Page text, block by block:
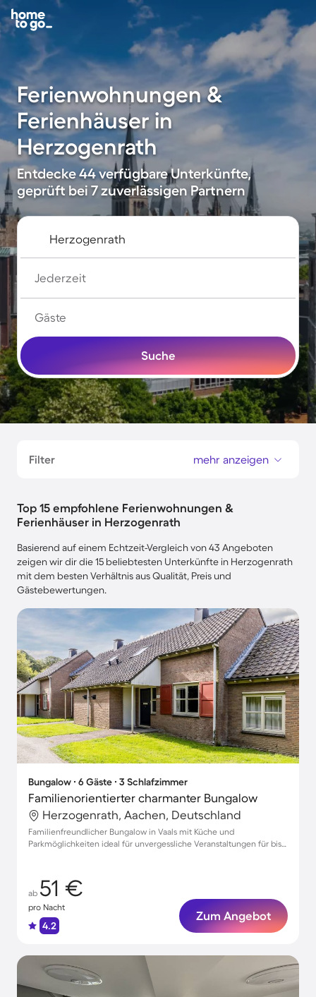
Ferienwohnungen &
Ferienhäuser in
Herzogenrath
Entdecke 44 verfügbare Unterkünfte,
geprüft bei 7 zuverlässigen Partnern
Jederzeit
Gäste
Suche
Filter mehr anzeigen
Top 15 empfohlene Ferienwohnungen &
Ferienhäuser in Herzogenrath
Basierend auf einem Echtzeit-Vergleich von 43 Angeboten
zeigen wir dir die 15 beliebtesten Unterkünfte in Herzogenrath
mit dem besten Verhältnis aus Qualität, Preis und
Gästebewertungen.
Bungalow ∙ 6 Gäste ∙ 3 Schlafzimmer
Familienorientierter charmanter Bungalow
Herzogenrath, Aachen, Deutschland
Familienfreundlicher Bungalow in Vaals mit Küche und
Parkmöglichkeiten ideal für unvergessliche Veranstaltungen für bis
ab 51 €
pro Nacht
4.2
Zum Angebot